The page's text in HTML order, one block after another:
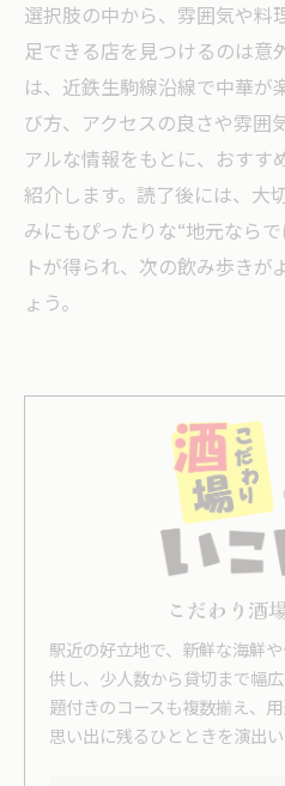
選択肢の中から、雰囲気や料
足できる店を見つけるのは意
は、近鉄生駒線沿線で中華が
び方、アクセスの良さや雰囲
アルな情報をもとに、おすす
紹介します。読了後には、大
みにもぴったりな“地元なら
トが得られ、次の飲み歩きが
ょう。
こだわり酒
駅近の好立地で、新鮮な海鮮
供し、少人数から貸切まで幅
題付きのコースも複数揃え、
思い出に残るひとときを演出い